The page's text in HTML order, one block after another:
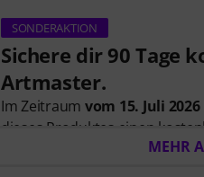
SONDERAKTION
Sichere dir 90 Tage
Artmaster.
Im Zeitraum vom 15. Juli
dieses Produktes einen
Artmaster-Kurse bietet–
MEHR